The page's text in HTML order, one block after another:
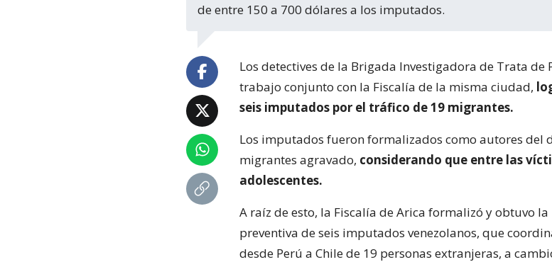
de entre 150 a 700 dólares a los imputados.
Los detectives de la Brigada Investigadora de Trata de
trabajo conjunto con la Fiscalía de la misma ciudad,
seis imputados por el tráfico de 19 migrantes.
Los imputados fueron formalizados como autores del
migrantes agravado, considerando que entre las
adolescentes.
A raíz de esto, la Fiscalía de Arica formalizó y obtuvo
preventiva de seis imputados venezolanos, que
desde Perú a Chile de 19 personas extranjeras, a